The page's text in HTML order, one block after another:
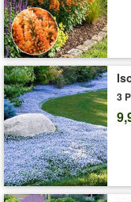
Scheinsonnenhut ist
Art.-Nr.:9709
Liefergröße:Größe I
'Echinacea 'Butterfly
3